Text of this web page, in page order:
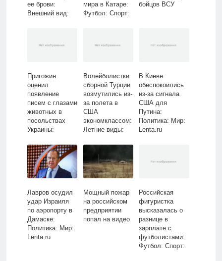
ее брови:
Внешний вид:
мира в Катаре:
Футбол: Спорт:
бойцов ВСУ
Пригожин
оценил
появление
писем с глазами
животных в
посольствах
Украины:
Россия: Lenta.ru
Волейболистки
сборной Турции
возмутились из-
за полета в
США
экономклассом:
Летние виды:
В Киеве
обеспокоились
из-за сигнала
США для
Путина:
Политика: Мир:
Lenta.ru
Лавров осудил
удар Израиля
по аэропорту в
Дамаске:
Политика: Мир:
Lenta.ru
Мощный пожар
на российском
предприятии
попал на видео
Российская
фигуристка
высказалась о
разнице в
зарплате с
футболистами:
Футбол: Спорт: